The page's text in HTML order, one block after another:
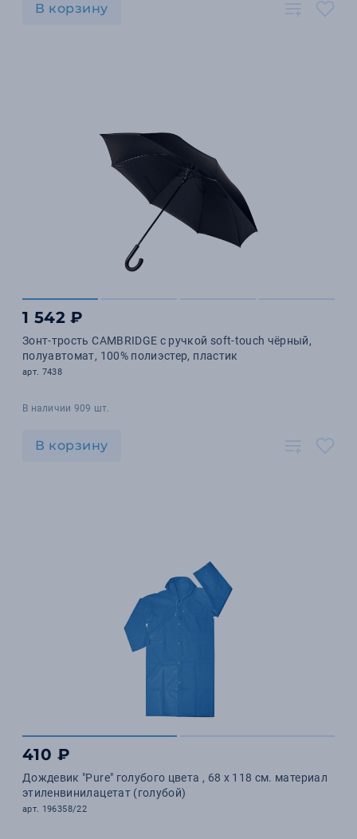
В корзину
1 542 ₽
Зонт-трость CAMBRIDGE с ручкой soft-touch чёрный,
полуавтомат, 100% полиэстер, пластик
арт. 7438
В наличии 909 шт.
В корзину
410 ₽
Дождевик "Pure" голубого цвета , 68 х 118 см. материал
этиленвинилацетат (голубой)
арт. 196358/22